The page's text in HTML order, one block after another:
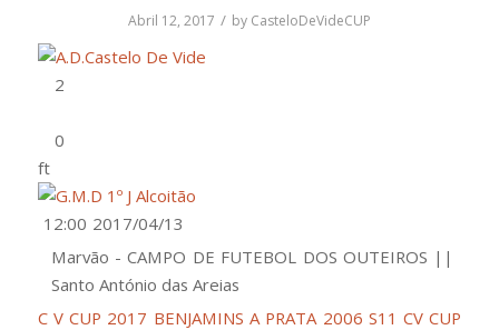
Abril 12, 2017 / by CasteloDeVideCUP
ft
2017/04/13
12:00
Marvão - CAMPO DE FUTEBOL DOS OUTEIROS ||
Santo António das Areias
C V CUP 2017 BENJAMINS A PRATA 2006 S11 CV CUP